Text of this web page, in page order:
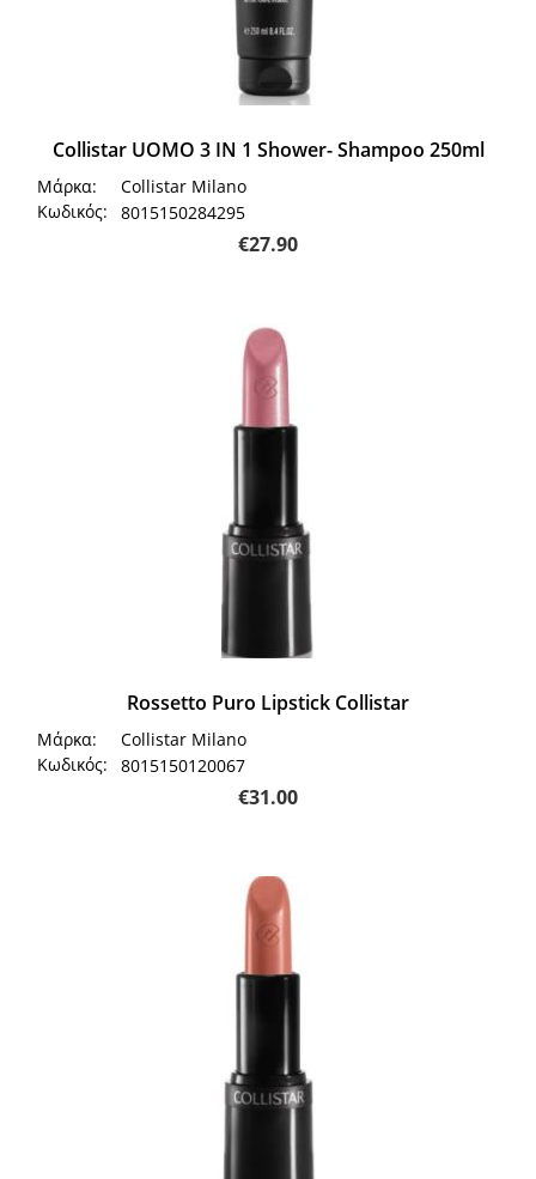
Collistar UOMO 3 IN 1 Shower- Shampoo 250ml
Μάρκα:
Collistar Milano
Κωδικός:
8015150284295
€27.90
Rossetto Puro Lipstick Collistar
Μάρκα:
Collistar Milano
Κωδικός:
8015150120067
€31.00